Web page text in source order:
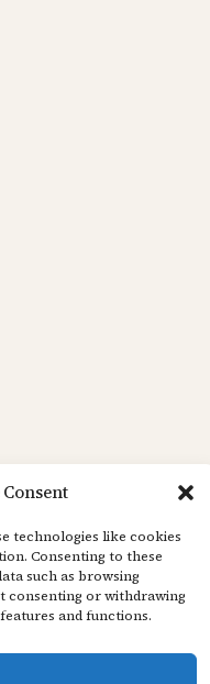
technologies like cookies
Consenting to these
such as browsing
consenting or withdrawing
and functions.
Varför inte? Min
cardstock) som
hel cirkel…